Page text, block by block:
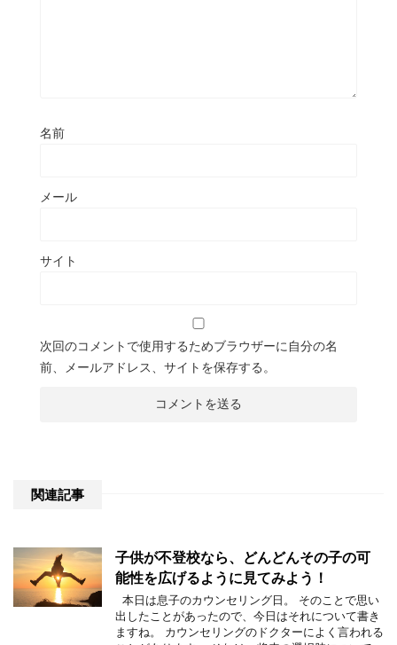
名前
メール
サイト
次回のコメントで使用するためブラウザーに自分の名
前、メールアドレス、サイトを保存する。
関連記事
子供が不登校なら、どんどんその子の可
能性を広げるように見てみよう！
本日は息子のカウンセリング日。 そのことで思い
出したことがあったので、今日はそれについて書き
ますね。 カウンセリングのドクターによく言われる